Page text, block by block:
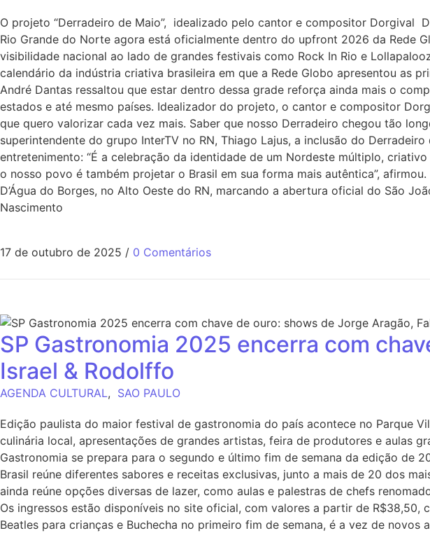
O projeto “Derradeiro de Maio”, idealizado pelo cantor e compositor Dorgival
Rio Grande do Norte agora está oficialmente dentro do upfront 2026 da
visibilidade nacional ao lado de grandes festivais como Rock In Rio e
calendário da indústria criativa brasileira em que a Rede Globo apresentou as
André Dantas ressaltou que estar dentro dessa grade reforça ainda mais o
estados e até mesmo países. Idealizador do projeto, o cantor e compositor
que quero valorizar cada vez mais. Saber que nosso Derradeiro chegou tão
superintendente do grupo InterTV no RN, Thiago Lajus, a inclusão do
entretenimento: “É a celebração da identidade de um Nordeste múltiplo,
o nosso povo é também projetar o Brasil em sua forma mais autêntica”,
D’Água do Borges, no Alto Oeste do RN, marcando a abertura oficial do São
Nascimento
17 de outubro de 2025 / 0 Comentários
SP Gastronomia 2025 encerra com
Israel & Rodolffo
AGENDA CULTURAL, SAO PAULO
Edição paulista do maior festival de gastronomia do país acontece no Parque
culinária local, apresentações de grandes artistas, feira de produtores e aulas
Gastronomia se prepara para o segundo e último fim de semana da edição de
Brasil reúne diferentes sabores e receitas exclusivas, junto a mais de 20 dos
ainda reúne opções diversas de lazer, como aulas e palestras de chefs
Os ingressos estão disponíveis no site oficial, com valores a partir de
Beatles para crianças e Buchecha no primeiro fim de semana, é a vez de